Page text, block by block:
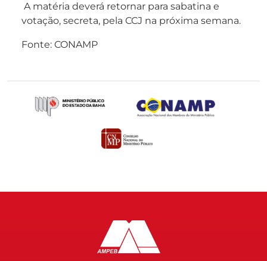
A matéria deverá retornar para sabatina e
votação, secreta, pela CCJ na próxima semana.
Fonte: CONAMP